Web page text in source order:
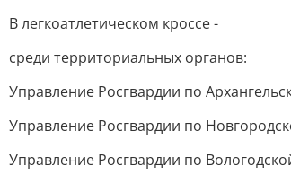
В легкоатлетическом кроссе -
среди территориальных органов:
Управление Росгвардии по
Управление Росгвардии по
Управление Росгвардии по